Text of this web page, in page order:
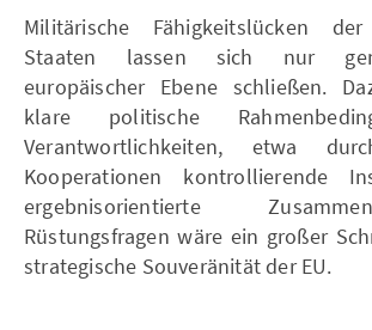
Militärische Fähigkeitslücken der
Staaten lassen sich nur
europäischer Ebene schließen.
klare politische
Verantwortlichkeiten, etwa
Kooperationen kontrollierende
ergebnisorientierte
Rüstungsfragen wäre ein großer
strategische Souveränität der EU.